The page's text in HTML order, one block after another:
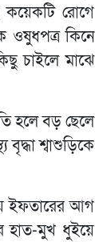
কয়েকটি রোগে
ওষুধপত্র কিনে
চাইলে মাঝে
হলে বড় ছেলে
শ্বাশুড়িকে
ইফতারের আগ
হাত-মুখ ধুইয়ে